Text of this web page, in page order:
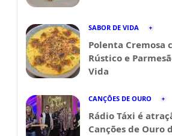
SABOR DE VIDA
Polenta Cremosa
Rústico e
Vida
CANÇÕES DE OURO
Rádio Táxi é
Canções de Ouro